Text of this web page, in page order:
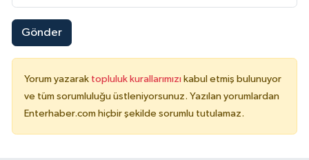
Gönder
Yorum yazarak topluluk kurallarımızı kabul etmiş bulunuyor
ve tüm sorumluluğu üstleniyorsunuz. Yazılan yorumlardan
Enterhaber.com hiçbir şekilde sorumlu tutulamaz.